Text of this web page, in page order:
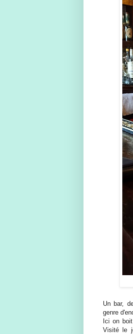
Un bar,
genre
Ici on
Visité le